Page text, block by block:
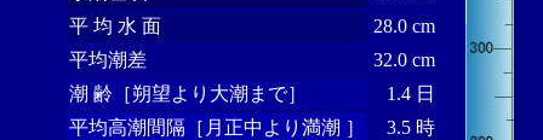
平 均 水 面
28.0 cm
平均潮差
32.0 cm
潮 齢［朔望より大潮まで］
1.4 日
平均高潮間隔［月正中より満潮 ］
3.5 時